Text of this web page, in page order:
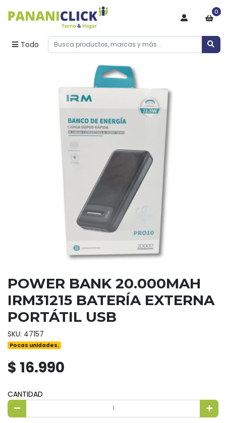
Todo
0
POWER BANK 20.000MAH
IRM31215 BATERÍA EXTERNA
PORTÁTIL USB
SKU: 47157
Pocas unidades.
$ 16.990
CANTIDAD